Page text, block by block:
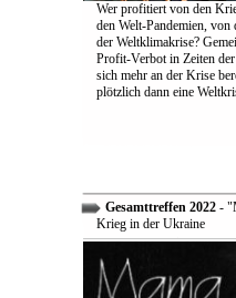
Wer profitiert von den
den Welt-Pandemien,
der Weltklimakrise?
Profit-Verbot in Zeiten
sich mehr an der Krise
plötzlich dann eine
Gesamttreffen 2022-
Krieg in der Ukraine